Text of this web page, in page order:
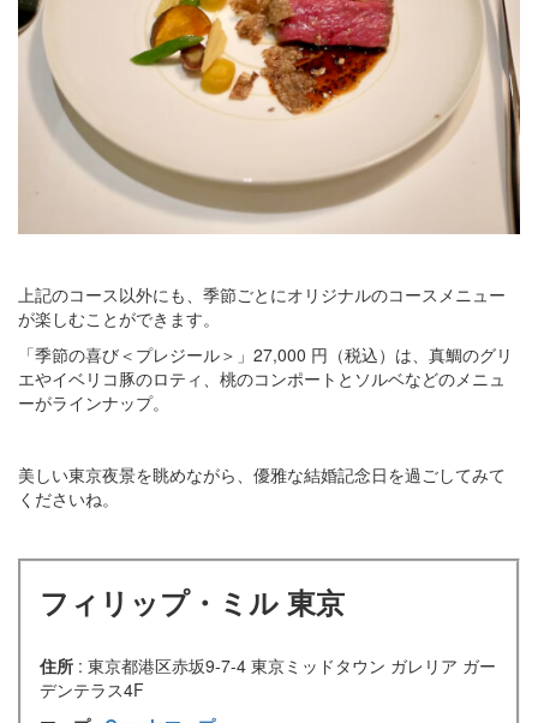
上記のコース以外にも、季節ごとにオリジナルのコースメニュー
が楽しむことができます。
「季節の喜び＜プレジール＞」27,000 円（税込）は、真鯛のグリ
エやイベリコ豚のロティ、桃のコンポートとソルベなどのメニュ
ーがラインナップ。
美しい東京夜景を眺めながら、優雅な結婚記念日を過ごしてみて
くださいね。
フィリップ・ミル 東京
住所 : 東京都港区赤坂9-7-4 東京ミッドタウン ガレリア ガー
デンテラス4F